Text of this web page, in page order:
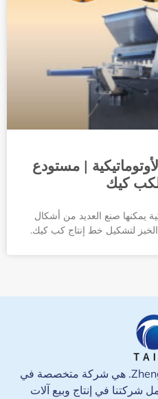
| مستودع
كيك
يمكنها صنع العديد من أشكال
لتشكيل خط إنتاج كب كيك.
Zhengzhou Taizy Machinery Ltd. هي شركة متخصصة في
شركتنا في إنتاج وبيع آلات